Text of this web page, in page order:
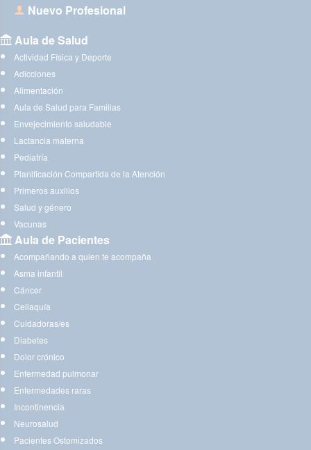
Nuevo Profesional
Aula de Salud
Actividad Física y Deporte
Adicciones
Alimentación
Aula de Salud para Familias
Envejecimiento saludable
Lactancia materna
Pediatría
Planificación Compartida de la Atención
Primeros auxilios
Salud y género
Vacunas
Aula de Pacientes
Acompañando a quien te acompaña
Asma infantil
Cáncer
Celiaquía
Cuidadoras/es
Diabetes
Dolor crónico
Enfermedad pulmonar
Enfermedades raras
Incontinencia
Neurosalud
Pacientes Ostomizados